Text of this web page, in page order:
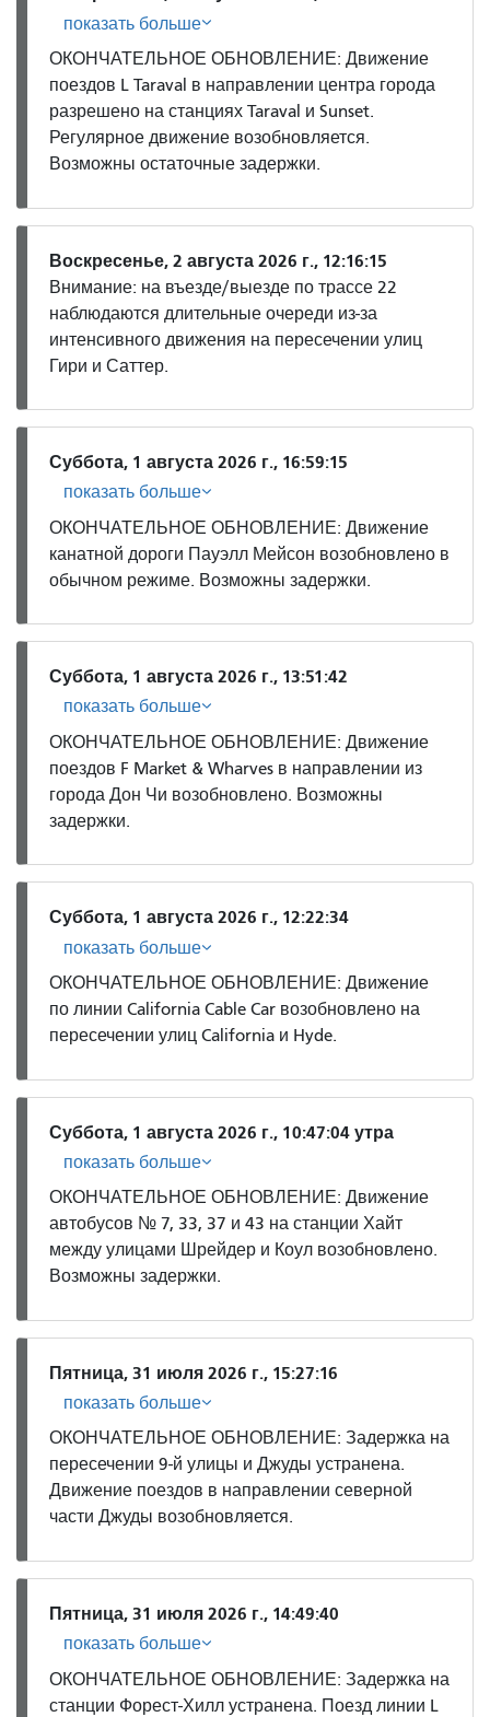
показать больше
ОКОНЧАТЕЛЬНОЕ ОБНОВЛЕНИЕ: Движение
поездов L Taraval в направлении центра города
разрешено на станциях Taraval и Sunset.
Регулярное движение возобновляется.
Возможны остаточные задержки.
Воскресенье, 2 августа 2026 г., 12:16:15
Внимание: на въезде/выезде по трассе 22
наблюдаются длительные очереди из-за
интенсивного движения на пересечении улиц
Гири и Саттер.
Суббота, 1 августа 2026 г., 16:59:15
показать больше
ОКОНЧАТЕЛЬНОЕ ОБНОВЛЕНИЕ: Движение
канатной дороги Пауэлл Мейсон возобновлено в
обычном режиме. Возможны задержки.
Суббота, 1 августа 2026 г., 13:51:42
показать больше
ОКОНЧАТЕЛЬНОЕ ОБНОВЛЕНИЕ: Движение
поездов F Market & Wharves в направлении из
города Дон Чи возобновлено. Возможны
задержки.
Суббота, 1 августа 2026 г., 12:22:34
показать больше
ОКОНЧАТЕЛЬНОЕ ОБНОВЛЕНИЕ: Движение
по линии California Cable Car возобновлено на
пересечении улиц California и Hyde.
Суббота, 1 августа 2026 г., 10:47:04 утра
показать больше
ОКОНЧАТЕЛЬНОЕ ОБНОВЛЕНИЕ: Движение
автобусов № 7, 33, 37 и 43 на станции Хайт
между улицами Шрейдер и Коул возобновлено.
Возможны задержки.
Пятница, 31 июля 2026 г., 15:27:16
показать больше
ОКОНЧАТЕЛЬНОЕ ОБНОВЛЕНИЕ: Задержка на
пересечении 9-й улицы и Джуды устранена.
Движение поездов в направлении северной
части Джуды возобновляется.
Пятница, 31 июля 2026 г., 14:49:40
показать больше
ОКОНЧАТЕЛЬНОЕ ОБНОВЛЕНИЕ: Задержка на
станции Форест-Хилл устранена. Поезд линии L